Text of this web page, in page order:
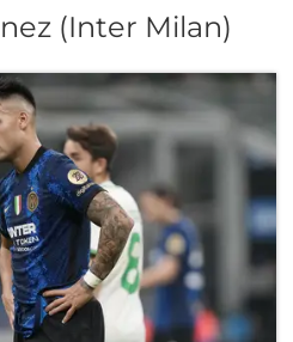
(Inter Milan)